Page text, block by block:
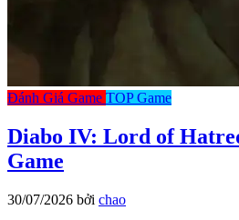
Đánh Giá Game TOP Game
Diabo IV: Lord of
Game
30/07/2026 bởi chao